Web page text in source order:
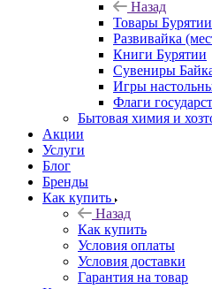
Назад
Товары Бурятии
Развивайка
Книги Бурятии
Сувениры
Игры
Флаги
Бытовая химия и
Акции
Услуги
Блог
Бренды
Как купить
Назад
Как купить
Условия оплаты
Условия доставки
Гарантия на товар